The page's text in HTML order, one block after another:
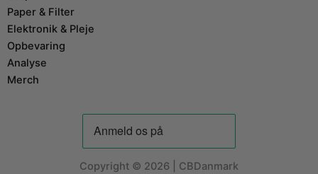
Paper & Filter
Elektronik & Pleje
Opbevaring
Analyse
Merch
Copyright © 2026 | CBDanmark